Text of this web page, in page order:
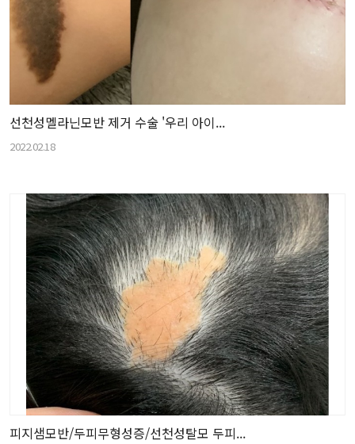
선천성멜라닌모반 제거 수술 '우리 아이...
2022.02.18
피지샘모반/두피무형성증/선천성탈모 두피...